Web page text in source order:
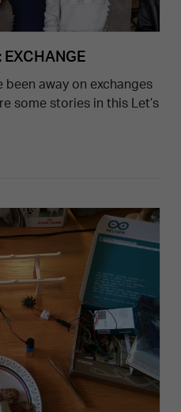
away on exchanges
some stories in this Let’s